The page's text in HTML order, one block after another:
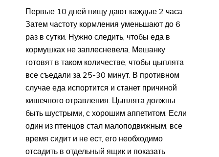
Первые 10 дней пищу дают каждые 2 часа.
Затем частоту кормления уменьшают до 6
раз в сутки. Нужно следить, чтобы еда в
кормушках не заплесневела. Мешанку
готовят в таком количестве, чтобы цыплята
все съедали за 25-30 минут. В противном
случае еда испортится и станет причиной
кишечного отравления. Цыплята должны
быть шустрыми, с хорошим аппетитом. Если
один из птенцов стал малоподвижным, все
время сидит и не ест, его необходимо
отсадить в отдельный ящик и показать